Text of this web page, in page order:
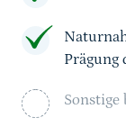
Sonstige